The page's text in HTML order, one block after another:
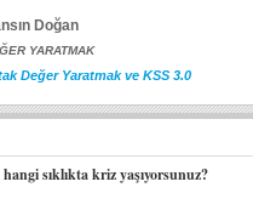
Doğan
YARATMAK
Değer Yaratmak ve KSS 3.0
sıklıkta kriz yaşıyorsunuz?